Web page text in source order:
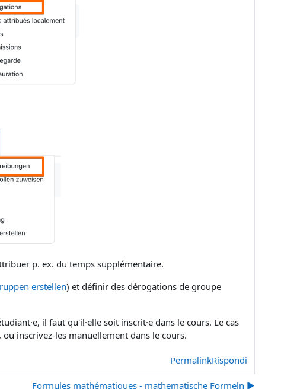
p. ex. du temps supplémentaire.
erstellen) et définir des dérogations de groupe
il faut qu'il·elle soit inscrit·e dans le cours. Le cas
inscrivez-les manuellement dans le cours.
PermalinkRispondi
Formules mathématiques - mathematische Formeln ▶︎